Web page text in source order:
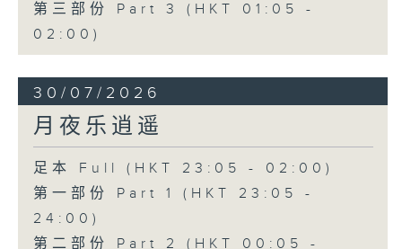
第三部份 Part 3 (HKT 01:05 -
02:00)
30/07/2026
月夜乐逍遥
足本 Full (HKT 23:05 - 02:00)
第一部份 Part 1 (HKT 23:05 -
24:00)
第二部份 Part 2 (HKT 00:05 -